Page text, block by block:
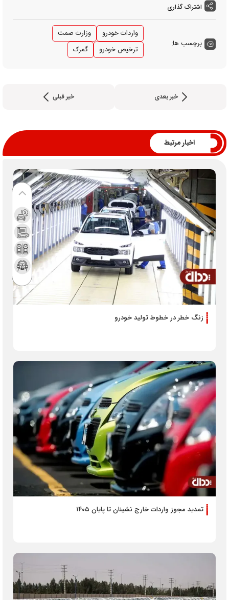
اشتراک گذاری
برچسب ها:
واردات خودرو
وزارت صمت
ترخیص خودرو
گمرک
خبر بعدی خبر قبلی
اخبار مرتبط
زنگ خطر در خطوط تولید خودرو
تمدید مجوز واردات خارج نشینان تا پایان ۱۴۰۵